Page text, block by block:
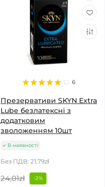
6
Презервативи SKYN Extra
Lube безлатексні з
додатковим
зволоженням 10шт
В наявності
Без ПДВ: 21,79zł
24,01zł -2%